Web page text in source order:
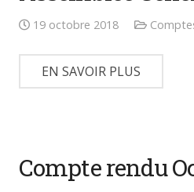
19 octobre 2018
EN SAVOIR PLUS
Compte rendu